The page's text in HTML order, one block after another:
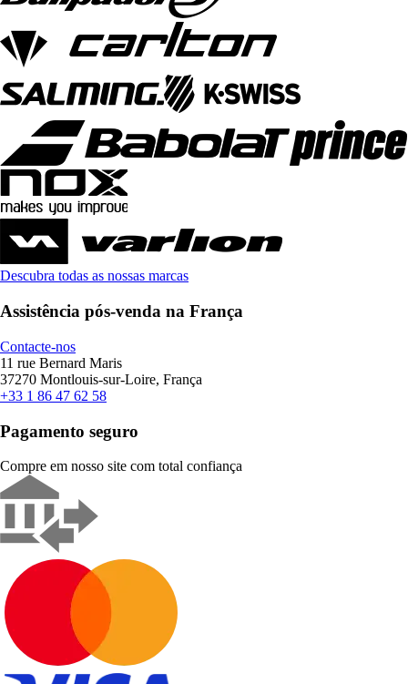
Descubra todas as nossas marcas
Assistência pós-venda na França
Contacte-nos
11 rue Bernard Maris
37270 Montlouis-sur-Loire, França
+33 1 86 47 62 58
Pagamento seguro
Compre em nosso site com total confiança